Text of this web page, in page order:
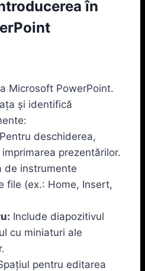
în
Microsoft PowerPoint.
și identifică
Pentru deschiderea,
prezentărilor.
de instrumente
file (ex.: Home, Insert,
Include diapozitivul
cu miniaturi ale
pentru editarea